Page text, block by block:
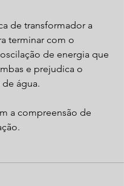
de transformador a
terminar com o
de energia que
e prejudica o
água.
a compreensão de